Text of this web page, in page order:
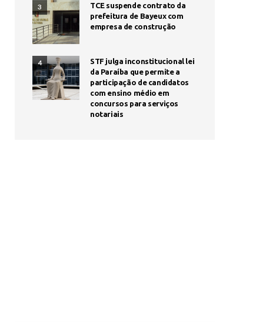
3
TCE suspende contrato da
prefeitura de Bayeux com
empresa de construção
4
STF julga inconstitucional lei
da Paraíba que permite a
participação de candidatos
com ensino médio em
concursos para serviços
notariais